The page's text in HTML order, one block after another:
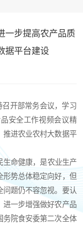
一步提高农产品质
据平台建设
开部常务会议，学习
安全工作视频会议精
推进农业农村大数据平
生命健康，是农业生产
形势总体稳定向好，但
问题仍不容忽视。要认
进一步增强做好农产品
务院食安委第二次全体